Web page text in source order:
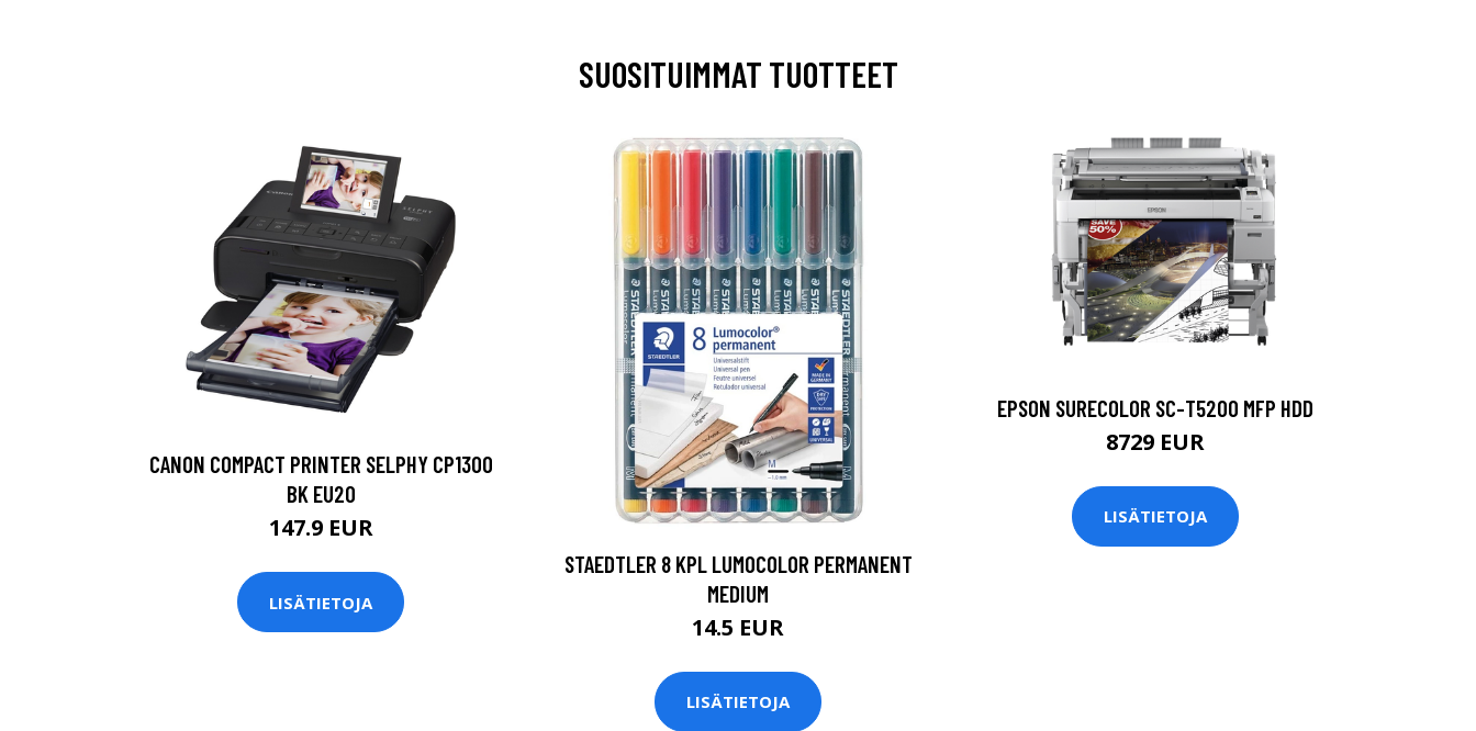
SUOSITUIMMAT TUOTTEET
CANON COMPACT PRINTER SELPHY CP1300
BK EU20
147.9 EUR
LISÄTIETOJA
STAEDTLER 8 KPL LUMOCOLOR PERMANENT
MEDIUM
14.5 EUR
LISÄTIETOJA
EPSON SURECOLOR SC-T5200 MFP HDD
8729 EUR
LISÄTIETOJA